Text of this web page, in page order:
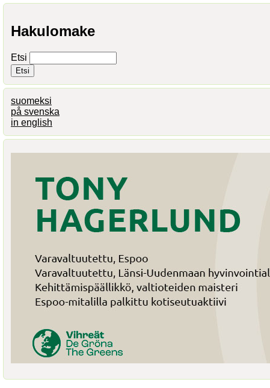
Hakulomake
Etsi
suomeksi
på svenska
in english